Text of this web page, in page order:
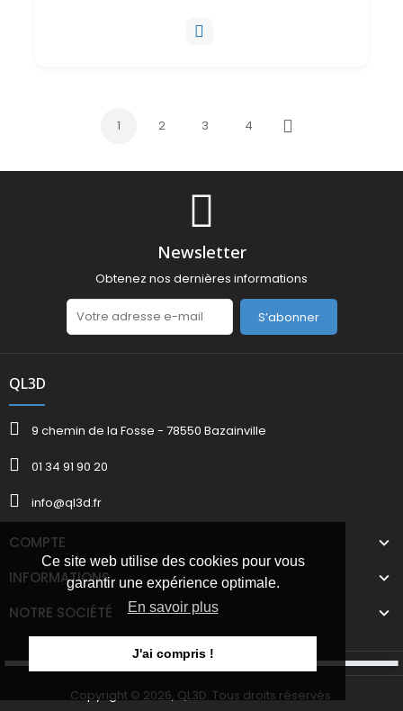
Ce site web utilise des cookies pour vous
garantir une expérience optimale.
En savoir plus
J'ai compris !
1 2 3 4
Suivant
Newsletter
Obtenez nos dernières informations
S’abonner
QL3D
9 chemin de la Fosse - 78550 Bazainville
01 34 91 90 20
info@ql3d.fr
COMPTE
INFORMATIONS
NOTRE SOCIÉTÉ
Copyright © 2026, QL3D. Tous droits réservés.